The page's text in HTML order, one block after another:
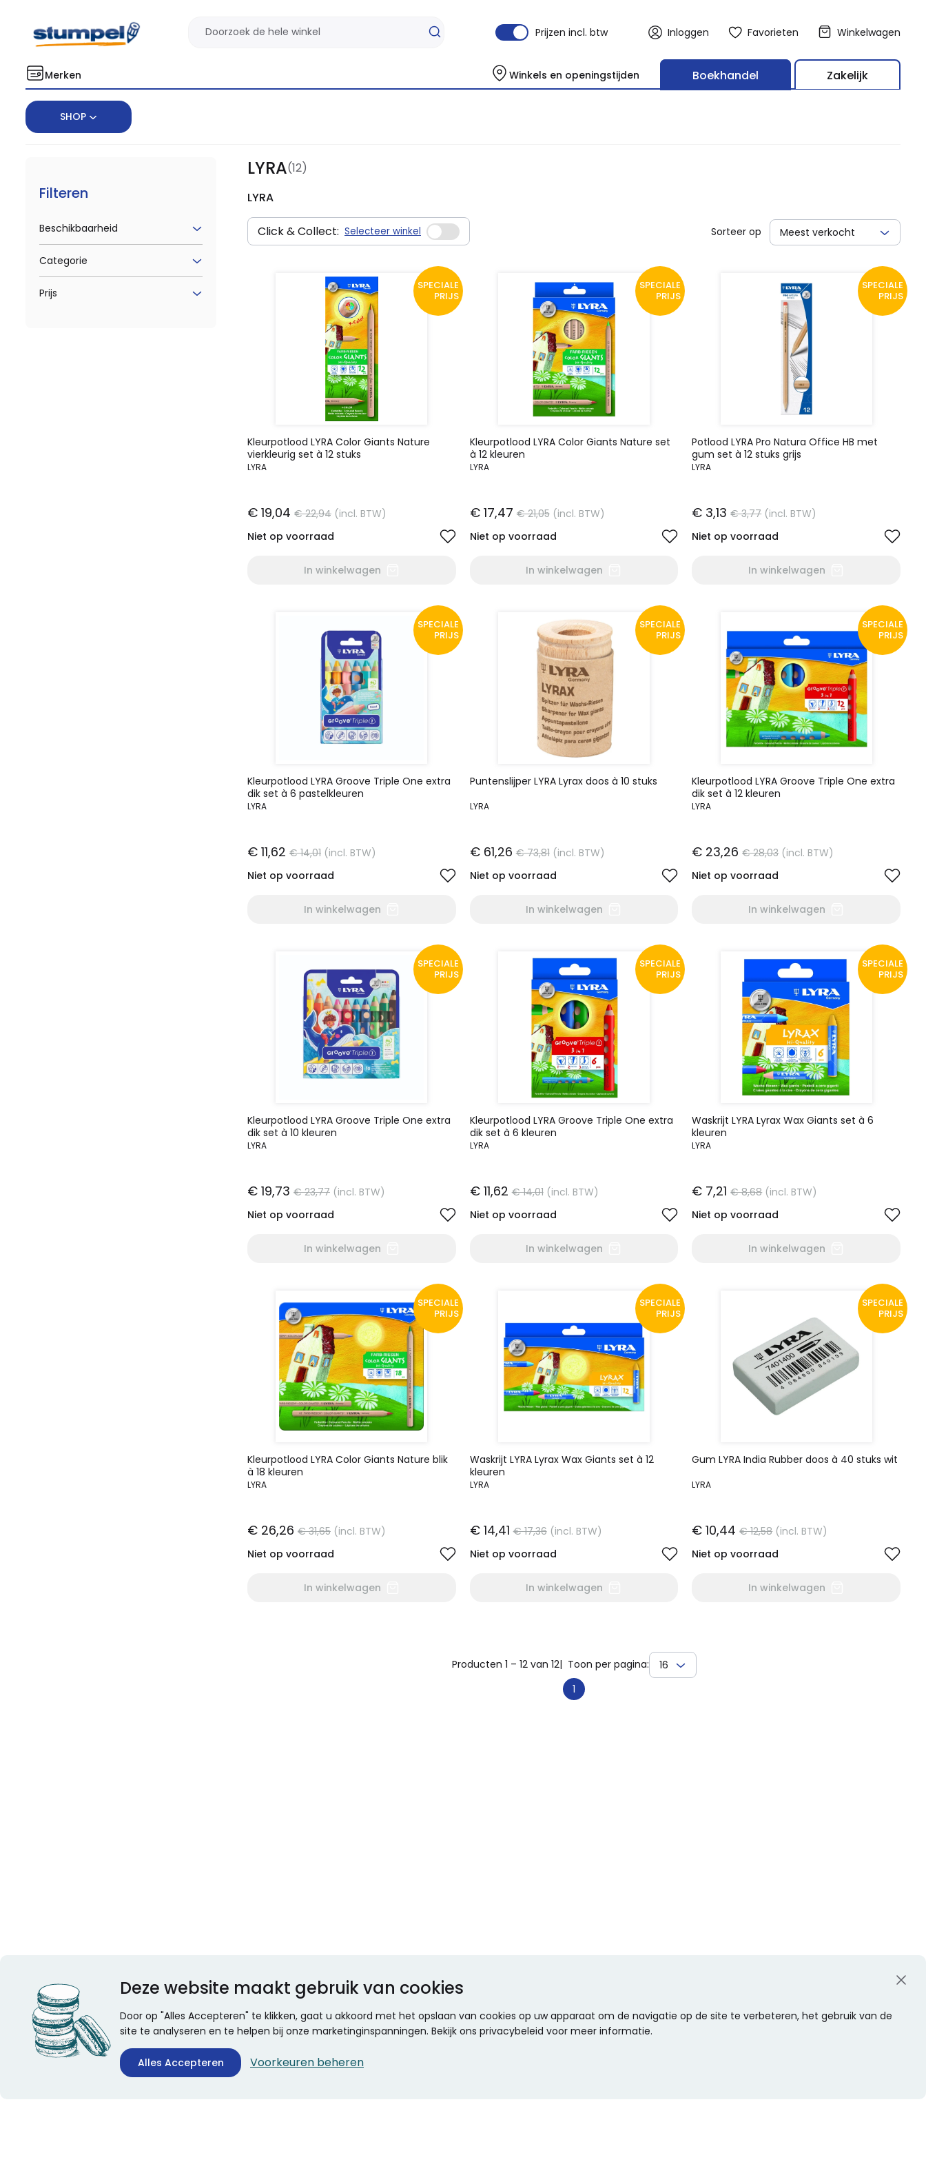
Prijzen incl. btw Inloggen Favorieten Winkelwagen
Merken Winkels en openingstijden Boekhandel Zakelijk
SHOP
Home Merken LYRA
Filteren
Beschikbaarheid
Categorie
Prijs
LYRA(12)
LYRA
Click & Collect: Selecteer winkel Sorteer op Meest verkocht
SPECIALE
PRIJS
Kleurpotlood LYRA Color Giants Nature
vierkleurig set à 12 stuks
LYRA
€ 19,04 € 22,94 (incl. BTW)
Niet op voorraad
In winkelwagen
SPECIALE
PRIJS
Kleurpotlood LYRA Color Giants Nature set
à 12 kleuren
LYRA
€ 17,47€ 21,05 (incl. BTW)
Niet op voorraad
In winkelwagen
SPECIALE
PRIJS
Potlood LYRA Pro Natura Office HB met
gum set à 12 stuks grijs
LYRA
€ 3,13€ 3,77 (incl. BTW)
Niet op voorraad
In winkelwagen
SPECIALE
PRIJS
Kleurpotlood LYRA Groove Triple One extra
dik set à 6 pastelkleuren
LYRA
€ 11,62 € 14,01 (incl. BTW)
Niet op voorraad
In winkelwagen
SPECIALE
PRIJS
Puntenslijper LYRA Lyrax doos à 10 stuks
LYRA
€ 61,26€ 73,81 (incl. BTW)
Niet op voorraad
In winkelwagen
SPECIALE
PRIJS
Kleurpotlood LYRA Groove Triple One extra
dik set à 12 kleuren
LYRA
€ 23,26€ 28,03 (incl. BTW)
Niet op voorraad
In winkelwagen
SPECIALE
PRIJS
Kleurpotlood LYRA Groove Triple One extra
dik set à 10 kleuren
LYRA
€ 19,73 € 23,77 (incl. BTW)
Niet op voorraad
In winkelwagen
SPECIALE
PRIJS
Kleurpotlood LYRA Groove Triple One extra
dik set à 6 kleuren
LYRA
€ 11,62€ 14,01 (incl. BTW)
Niet op voorraad
In winkelwagen
SPECIALE
PRIJS
Waskrijt LYRA Lyrax Wax Giants set à 6
kleuren
LYRA
€ 7,21€ 8,68 (incl. BTW)
Niet op voorraad
In winkelwagen
SPECIALE
PRIJS
Kleurpotlood LYRA Color Giants Nature blik
à 18 kleuren
LYRA
€ 26,26 € 31,65 (incl. BTW)
Niet op voorraad
In winkelwagen
SPECIALE
PRIJS
Waskrijt LYRA Lyrax Wax Giants set à 12
kleuren
LYRA
€ 14,41€ 17,36 (incl. BTW)
Niet op voorraad
In winkelwagen
SPECIALE
PRIJS
Gum LYRA India Rubber doos à 40 stuks wit
LYRA
€ 10,44€ 12,58 (incl. BTW)
Niet op voorraad
In winkelwagen
Producten 1 – 12 van 12| Toon per pagina:
16
1
Deze website maakt gebruik van cookies
Door op "Alles Accepteren" te klikken, gaat u akkoord met het opslaan van cookies op uw apparaat om de navigatie op de site te verbeteren, het gebruik van de
site te analyseren en te helpen bij onze marketinginspanningen. Bekijk ons privacybeleid voor meer informatie.
Alles Accepteren Voorkeuren beheren